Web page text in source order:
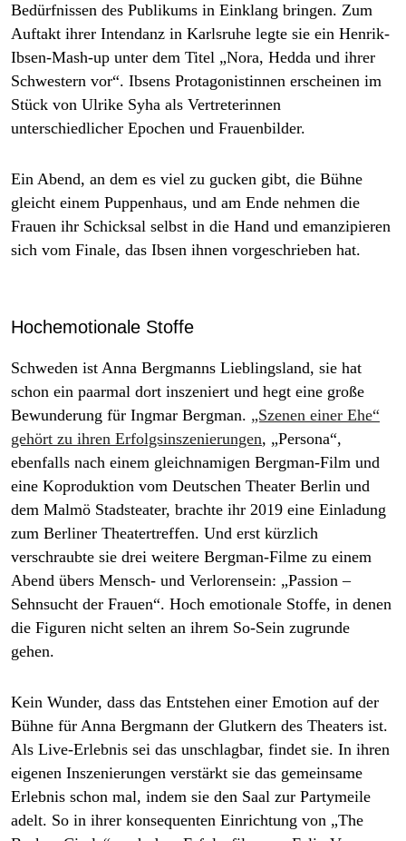
Bedürfnissen des Publikums in Einklang bringen. Zum
Auftakt ihrer Intendanz in Karlsruhe legte sie ein Henrik-
Ibsen-Mash-up unter dem Titel „Nora, Hedda und ihrer
Schwestern vor“. Ibsens Protagonistinnen erscheinen im
Stück von Ulrike Syha als Vertreterinnen
unterschiedlicher Epochen und Frauenbilder.
Ein Abend, an dem es viel zu gucken gibt, die Bühne
gleicht einem Puppenhaus, und am Ende nehmen die
Frauen ihr Schicksal selbst in die Hand und emanzipieren
sich vom Finale, das Ibsen ihnen vorgeschrieben hat.
Hochemotionale Stoffe
Schweden ist Anna Bergmanns Lieblingsland, sie hat
schon ein paarmal dort inszeniert und hegt eine große
Bewunderung für Ingmar Bergman. „Szenen einer Ehe“
gehört zu ihren Erfolgsinszenierungen, „Persona“,
ebenfalls nach einem gleichnamigen Bergman-Film und
eine Koproduktion vom Deutschen Theater Berlin und
dem Malmö Stadsteater, brachte ihr 2019 eine Einladung
zum Berliner Theatertreffen. Und erst kürzlich
verschraubte sie drei weitere Bergman-Filme zu einem
Abend übers Mensch- und Verlorensein: „Passion –
Sehnsucht der Frauen“. Hoch emotionale Stoffe, in denen
die Figuren nicht selten an ihrem So-Sein zugrunde
gehen.
Kein Wunder, dass das Entstehen einer Emotion auf der
Bühne für Anna Bergmann der Glutkern des Theaters ist.
Als Live-Erlebnis sei das unschlagbar, findet sie. In ihren
eigenen Inszenierungen verstärkt sie das gemeinsame
Erlebnis schon mal, indem sie den Saal zur Partymeile
adelt. So in ihrer konsequenten Einrichtung von „The